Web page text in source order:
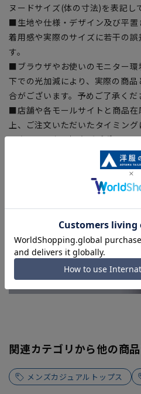
ヌードサイズ(体の寸法)を表記し
■生地や仕様・デザイン及び平置
着用感や実際のサイズに若干の
す。
■ブラウザやお使いのモニター
下での光加減により、実際の商
合がございます。予めご了承くだ
■店舗や各モールサイトと商品在
上、ご注文いただいたタイミン
を完了できない場合がございま
急ぎ発送のご注文につきまして
てはお急ぎ発送サービスを選択
関連カテゴリから他の商
メンズカジュアルトップス